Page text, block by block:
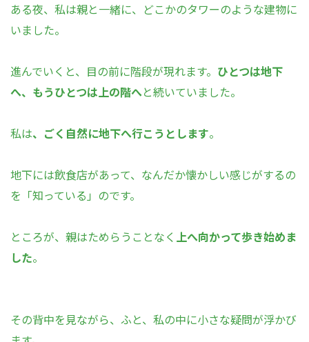
ある夜、私は親と一緒に、どこかのタワーのような建物に
いました。
進んでいくと、目の前に階段が現れます。 ひとつは地下
へ、もうひとつは上の階へと続いていました。
私は、ごく自然に地下へ行こうとします。
地下には飲食店があって、なんだか懐かしい感じがするの
を「知っている」のです。
ところが、 親はためらうことなく 上へ向かって歩き始めま
した。
その背中を見ながら、ふと、私の中に小さな疑問が浮かび